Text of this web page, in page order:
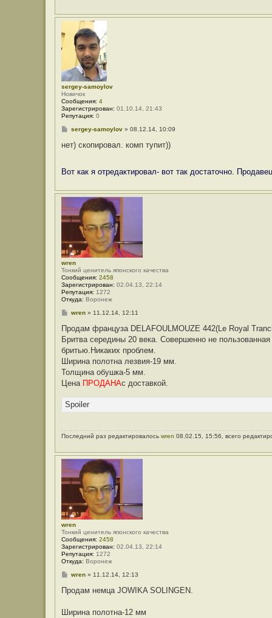
и
sergey-samoylov
Новичок
Сообщения: 4
Зарегистрирован: 01.10.14, 21:43
Репутация: 0
С
о
н
sergey-samoylov» 08.12.14, 10:09
нет) скопировал. комп тупит))
Вот как я отредактировал- вот так достаточно.
wren
Тонкий ценитель японского качества
Сообщения: 2458
Зарегистрирован: 02.04.13, 22:14
Репутация: 1272
Откуда: Воронеж
С
о
щ
е
и
е
wren» 11.12.14, 12:11
Продам француза DELAFOULMOUZE 442(Le Royal
Бритва середины 20 века. Совершенно не
бритью.Никаких проблем.
Ширина полотна лезвия-19 мм.
Толщина обушка-5 мм.
Цена ПРОДАНАс доставкой.
Spoiler
Последний раз редактировалось wren 08.02.15, 15:56, всего
wren
Тонкий ценитель японского качества
Сообщения: 2458
Зарегистрирован: 02.04.13, 22:14
Репутация: 1272
Откуда: Воронеж
С
о
е
wren» 11.12.14, 12:13
Продам немца JOWIKA SOLINGEN.
Ширина полотна-12 мм